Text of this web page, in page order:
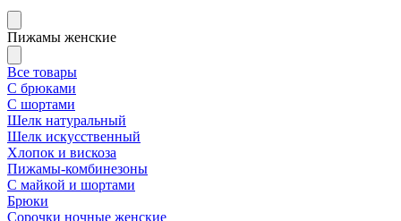
Пижамы женские
Все товары
С брюками
С шортами
Шелк натуральный
Шелк искусственный
Хлопок и вискоза
Пижамы-комбинезоны
С майкой и шортами
Брюки
Сорочки ночные женские